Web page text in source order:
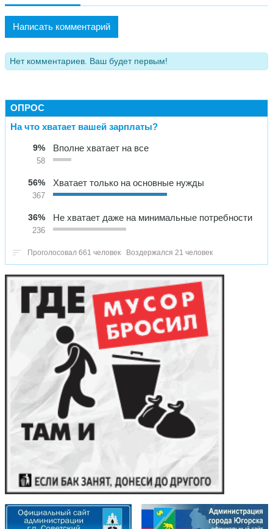
Написать комментарий
Нет комментариев. Ваш будет первым!
ОПРОС
На что хватает вашей зарплаты?
9%
58
Вполне хватает на все
56%
367
Хватает только на основные нужды
36%
236
Не хватает даже на минимальные потребности
Проголосовал 661 человек Воздержался 21 человек